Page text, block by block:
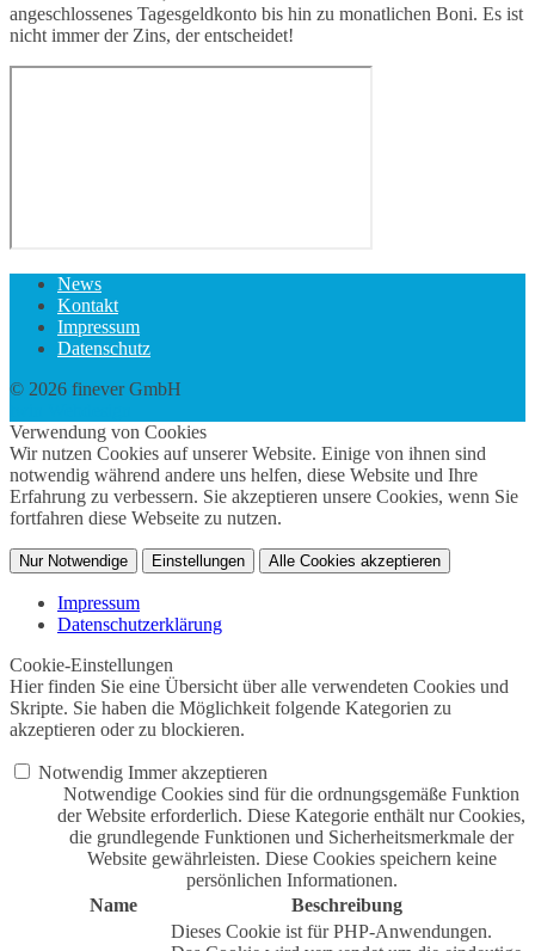
angeschlossenes Tagesgeldkonto bis hin zu monatlichen Boni. Es ist
nicht immer der Zins, der entscheidet!
News
Kontakt
Impressum
Datenschutz
© 2026 finever GmbH
Verwendung von Cookies
Wir nutzen Cookies auf unserer Website. Einige von ihnen sind
notwendig während andere uns helfen, diese Website und Ihre
Erfahrung zu verbessern. Sie akzeptieren unsere Cookies, wenn Sie
fortfahren diese Webseite zu nutzen.
Nur Notwendige Einstellungen Alle Cookies akzeptieren
Impressum
Datenschutzerklärung
Cookie-Einstellungen
Hier finden Sie eine Übersicht über alle verwendeten Cookies und
Skripte. Sie haben die Möglichkeit folgende Kategorien zu
akzeptieren oder zu blockieren.
Notwendig Immer akzeptieren
Notwendige Cookies sind für die ordnungsgemäße Funktion
der Website erforderlich. Diese Kategorie enthält nur Cookies,
die grundlegende Funktionen und Sicherheitsmerkmale der
Website gewährleisten. Diese Cookies speichern keine
persönlichen Informationen.
Name
Beschreibung
Dieses Cookie ist für PHP-Anwendungen.